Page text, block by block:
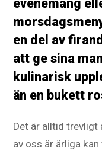
evenemang
en del av
att ge sina
kulinarisk
än en bukett
Det är alltid trevligt
av oss är ärliga